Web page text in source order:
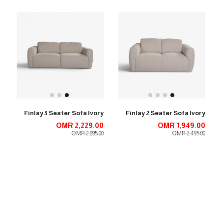
Finlay 2 Seater Sofa Ivory
OMR 1,949.00
OMR 2,495.00
Finlay 3 Seater Sofa Ivory
OMR 2,229.00
OMR 2,895.00